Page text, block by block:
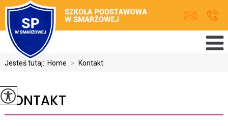
Jesteś tutaj: Home > Kontakt
KONTAKT